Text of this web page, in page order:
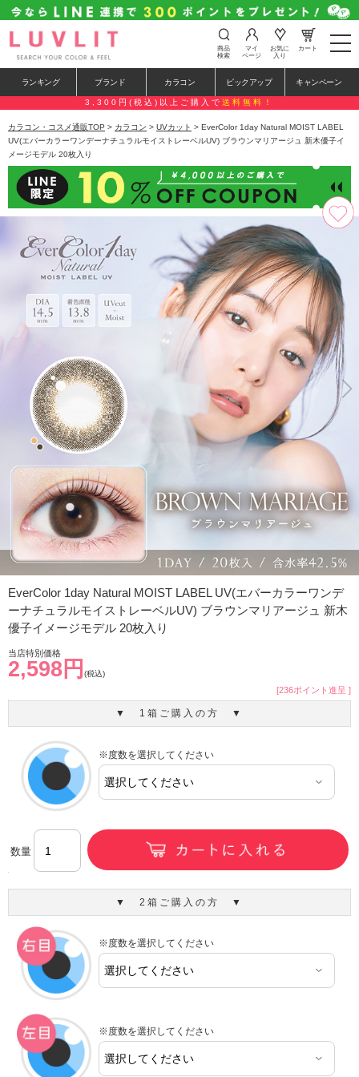
t
o
e
n
a
v
i
t
i
o
n
商品
検索
マイ
ページ
お気に
入り
カート
ランキング ブランド カラコン ピックアップ キャンペーン
3,300円(税込)以上ご購入で 送料無料！
カラコン・コスメ通販TOP > カラコン > UVカット > EverColor 1day Natural MOIST LABEL
UV(エバーカラーワンデーナチュラルモイストレーベルUV) ブラウンマリアージュ 新木優子イ
メージモデル 20枚入り
EverColor 1day Natural MOIST LABEL UV(エバーカラーワンデ
ーナチュラルモイストレーベルUV) ブラウンマリアージュ 新木
優子イメージモデル 20枚入り
当店特別価格
2,598円 (税込)
[236ポイント進呈 ]
▼ 1箱ご購入の方 ▼
※度数を選択してください
数量
▼ 2箱ご購入の方 ▼
※度数を選択してください
※度数を選択してください